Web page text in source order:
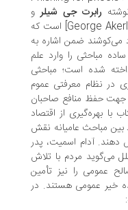
جی شیلرو
[George Akerlof & Robert Shiller] است که
ضمن اشاره به
را وارد علم
است؛ مباحثی
معرفتی عموم
منافع صاحبان
از اقتصاد
عامیانه نقش
اسمیت، پدر
ملل می‌گوید مردم با تلاش
را نیز تأمین
عمومی هستند. در